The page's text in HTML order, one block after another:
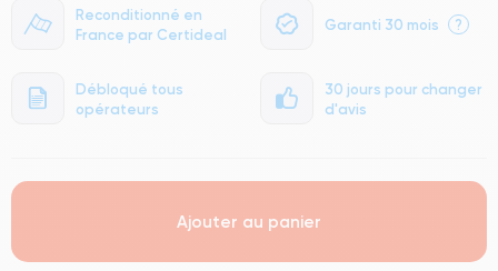
Reconditionné en
France par Certideal
Garanti 30 mois ?
Débloqué tous
opérateurs
30 jours pour changer
d'avis
Ajouter au panier